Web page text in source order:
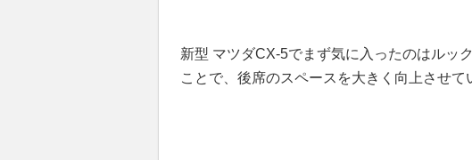
新型 マツダCX-5でまず気に入ったのはルッ
ことで、後席のスペースを大きく向上させて